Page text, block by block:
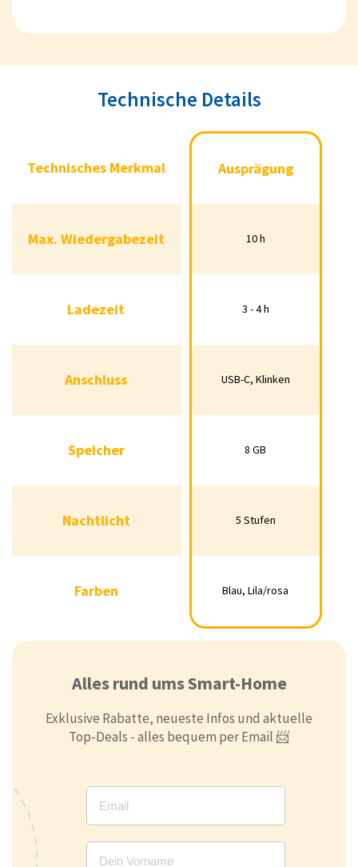
Technische Details
Nachtlicht
Farben
Ausprägung
10 h
3 - 4 h
USB-C, Klinken
8 GB
5 Stufen
Blau, Lila/rosa
Technisches Merkmal
Max. Wiedergabezeit
Ladezeit
Anschluss
Speicher
Nachtlicht
Farben
Alles rund ums Smart-Home
Exklusive Rabatte, neueste Infos und aktuelle
Top-Deals - alles bequem per Email 📨